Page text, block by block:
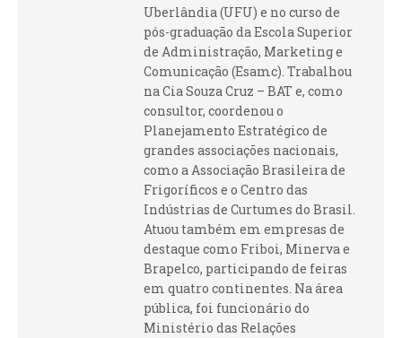
Uberlândia (UFU) e no curso de
pós-graduação da Escola Superior
de Administração, Marketing e
Comunicação (Esamc). Trabalhou
na Cia Souza Cruz – BAT e, como
consultor, coordenou o
Planejamento Estratégico de
grandes associações nacionais,
como a Associação Brasileira de
Frigoríficos e o Centro das
Indústrias de Curtumes do Brasil.
Atuou também em empresas de
destaque como Friboi, Minerva e
Brapelco, participando de feiras
em quatro continentes. Na área
pública, foi funcionário do
Ministério das Relações